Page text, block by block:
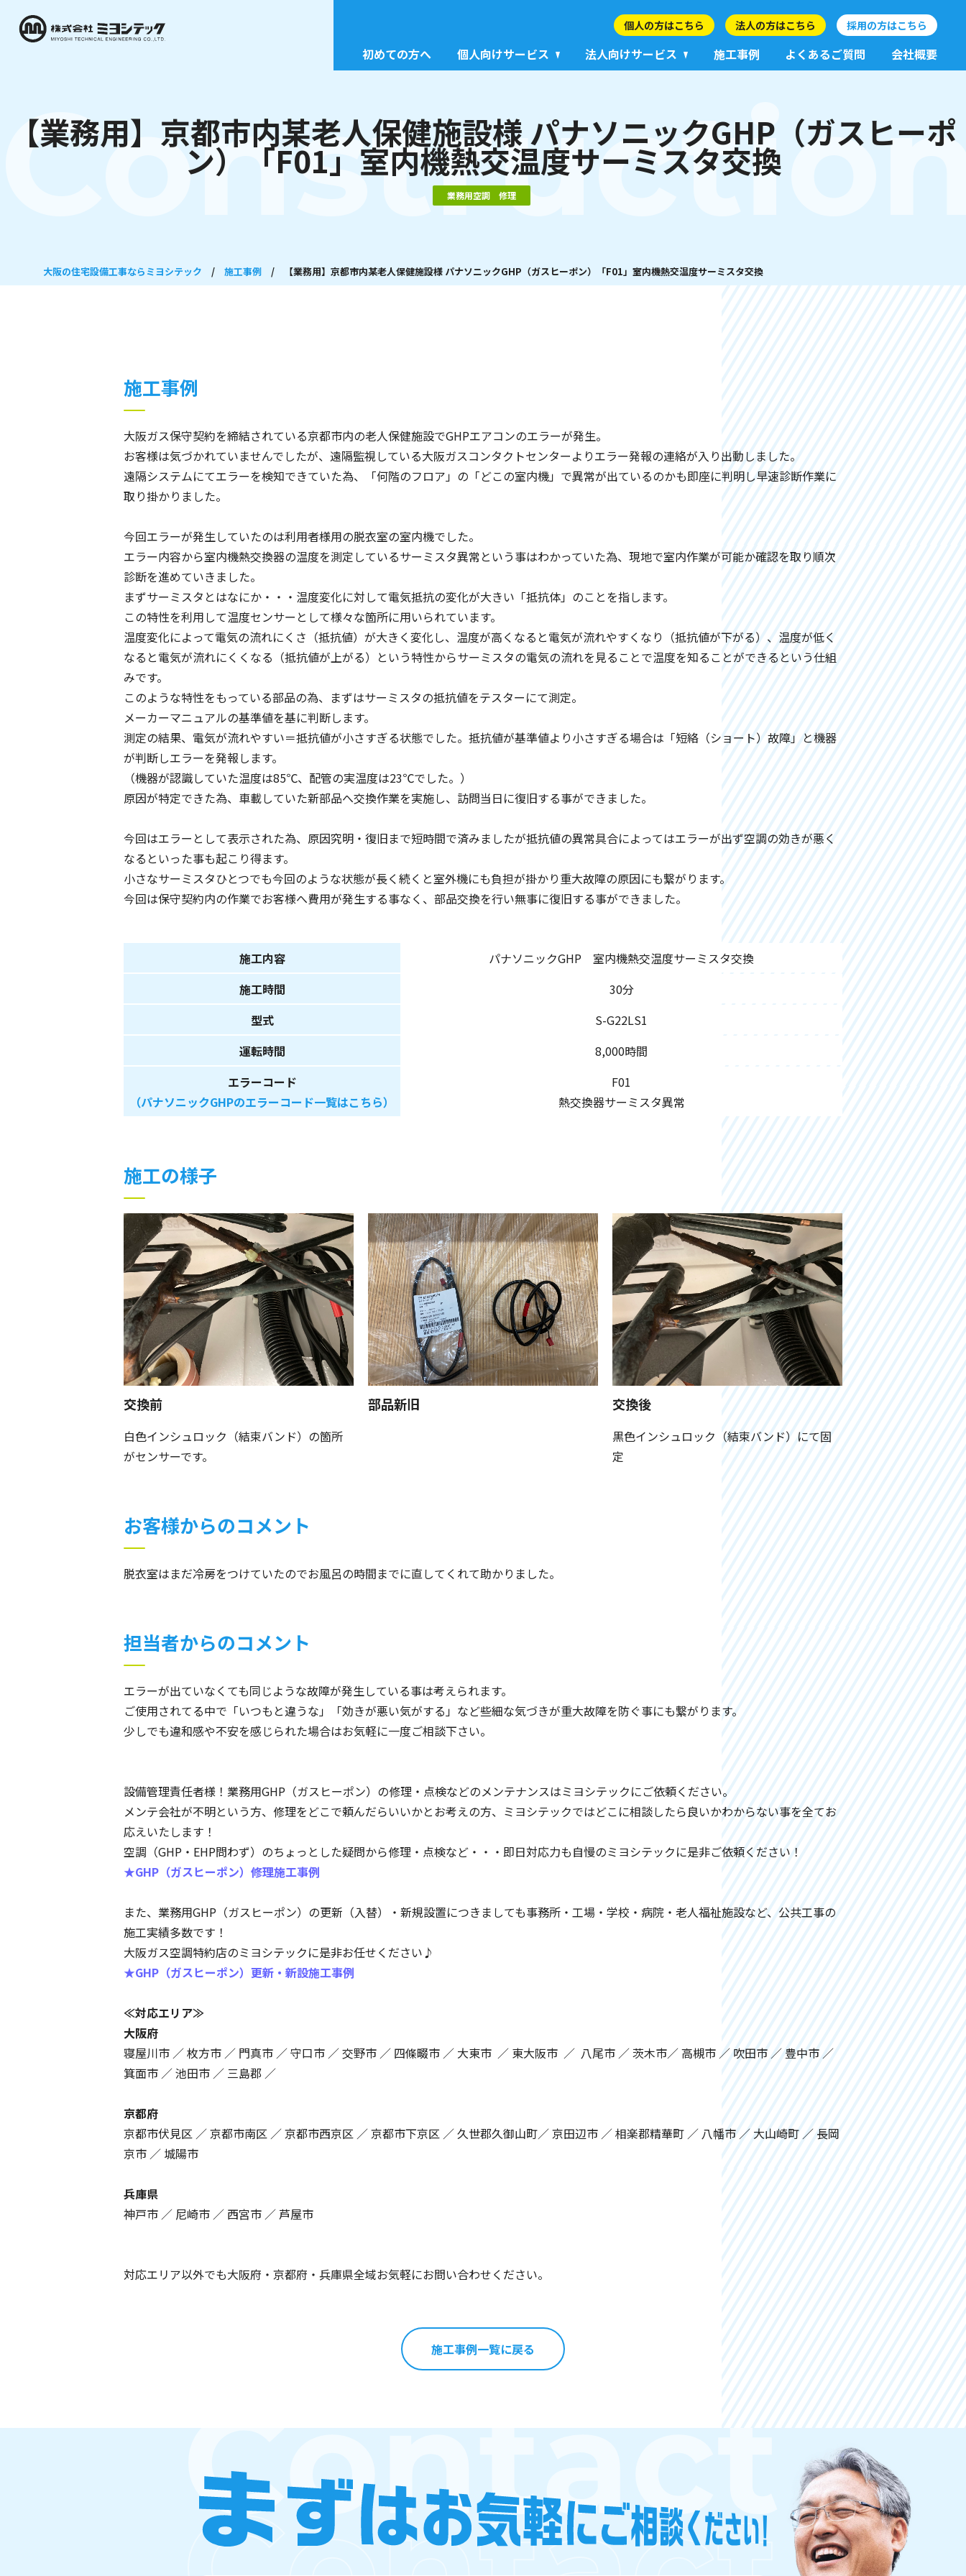
個人の方はこちら 法人の方はこちら 採用の方はこちら
初めての方へ 個人向けサービス 法人向けサービス 施工事例 よくあるご質問 会社概要
【業務用】京都市内某老人保健施設様 パナソニックGHP（ガスヒーポ
ン）「F01」室内機熱交温度サーミスタ交換
業務用空調 修理
大阪の住宅設備工事ならミヨシテック / 施工事例 / 【業務用】京都市内某老人保健施設様 パナソニックGHP（ガスヒーポン）「F01」室内機熱交温度サーミスタ交換
施工事例
大阪ガス保守契約を締結されている京都市内の老人保健施設でGHPエアコンのエラーが発生。
お客様は気づかれていませんでしたが、遠隔監視している大阪ガスコンタクトセンターよりエラー発報の連絡が入り出動しました。
遠隔システムにてエラーを検知できていた為、「何階のフロア」の「どこの室内機」で異常が出ているのかも即座に判明し早速診断作業に
取り掛かりました。
今回エラーが発生していたのは利用者様用の脱衣室の室内機でした。
エラー内容から室内機熱交換器の温度を測定しているサーミスタ異常という事はわかっていた為、現地で室内作業が可能か確認を取り順次
診断を進めていきました。
まずサーミスタとはなにか・・・温度変化に対して電気抵抗の変化が大きい「抵抗体」のことを指します。
この特性を利用して温度センサーとして様々な箇所に用いられています。
温度変化によって電気の流れにくさ（抵抗値）が大きく変化し、温度が高くなると電気が流れやすくなり（抵抗値が下がる）、温度が低く
なると電気が流れにくくなる（抵抗値が上がる）という特性からサーミスタの電気の流れを見ることで温度を知ることができるという仕組
みです。
このような特性をもっている部品の為、まずはサーミスタの抵抗値をテスターにて測定。
メーカーマニュアルの基準値を基に判断します。
測定の結果、電気が流れやすい＝抵抗値が小さすぎる状態でした。抵抗値が基準値より小さすぎる場合は「短絡（ショート）故障」と機器
が判断しエラーを発報します。
（機器が認識していた温度は85℃、配管の実温度は23℃でした。）
原因が特定できた為、車載していた新部品へ交換作業を実施し、訪問当日に復旧する事ができました。
今回はエラーとして表示された為、原因究明・復旧まで短時間で済みましたが抵抗値の異常具合によってはエラーが出ず空調の効きが悪く
なるといった事も起こり得ます。
小さなサーミスタひとつでも今回のような状態が長く続くと室外機にも負担が掛かり重大故障の原因にも繋がります。
今回は保守契約内の作業でお客様へ費用が発生する事なく、部品交換を行い無事に復旧する事ができました。
施工内容
パナソニックGHP 室内機熱交温度サーミスタ交換
施工時間
30分
型式
S-G22LS1
運転時間
8,000時間
エラーコード
（パナソニックGHPのエラーコード一覧はこちら）
F01
熱交換器サーミスタ異常
施工の様子
交換前
白色インシュロック（結束バンド）の箇所
がセンサーです。
部品新旧 交換後
黒色インシュロック（結束バンド）にて固
定
お客様からのコメント
脱衣室はまだ冷房をつけていたのでお風呂の時間までに直してくれて助かりました。
担当者からのコメント
エラーが出ていなくても同じような故障が発生している事は考えられます。
ご使用されてる中で「いつもと違うな」「効きが悪い気がする」など些細な気づきが重大故障を防ぐ事にも繋がります。
少しでも違和感や不安を感じられた場合はお気軽に一度ご相談下さい。
設備管理責任者様！業務用GHP（ガスヒーポン）の修理・点検などのメンテナンスはミヨシテックにご依頼ください。
メンテ会社が不明という方、修理をどこで頼んだらいいかとお考えの方、ミヨシテックではどこに相談したら良いかわからない事を全てお
応えいたします！
空調（GHP・EHP問わず）のちょっとした疑問から修理・点検など・・・即日対応力も自慢のミヨシテックに是非ご依頼ください！
★GHP（ガスヒーポン）修理施工事例
また、業務用GHP（ガスヒーポン）の更新（入替）・新規設置につきましても事務所・工場・学校・病院・老人福祉施設など、公共工事の
施工実績多数です！
大阪ガス空調特約店のミヨシテックに是非お任せください♪
★GHP（ガスヒーポン）更新・新設施工事例
≪対応エリア≫
大阪府
寝屋川市 ／ 枚方市 ／ 門真市 ／ 守口市 ／ 交野市 ／ 四條畷市 ／ 大東市 ／ 東大阪市 ／ 八尾市 ／ 茨木市／ 高槻市 ／ 吹田市 ／ 豊中市 ／
箕面市 ／ 池田市 ／ 三島郡 ／
京都府
京都市伏見区 ／ 京都市南区 ／ 京都市西京区 ／ 京都市下京区 ／ 久世郡久御山町／ 京田辺市 ／ 相楽郡精華町 ／ 八幡市 ／ 大山崎町 ／ 長岡
京市 ／ 城陽市
兵庫県
神戸市 ／ 尼崎市 ／ 西宮市 ／ 芦屋市
対応エリア以外でも大阪府・京都府・兵庫県全域お気軽にお問い合わせください。
施工事例一覧に戻る